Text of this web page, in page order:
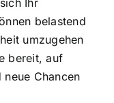
Ihr
belastend
umzugehen
bereit, auf
Chancen